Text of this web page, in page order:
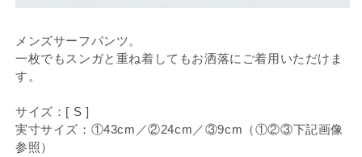
メンズサーフパンツ。
一枚でもスンガと重ね着してもお洒落にご着用いただけま
す。
サイズ：[ S ]
実寸サイズ：①43cm／②24cm／③9cm（①②③下記画像
参照）